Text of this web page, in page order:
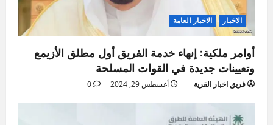
الاخبار الاخبار العامة
أوامر ملكية: إنهاء خدمة الفريق أول مطلق الأزيمع
وتعيينات جديدة في القوات المسلحة
فريق اخبار القرية أغسطس 29, 2024